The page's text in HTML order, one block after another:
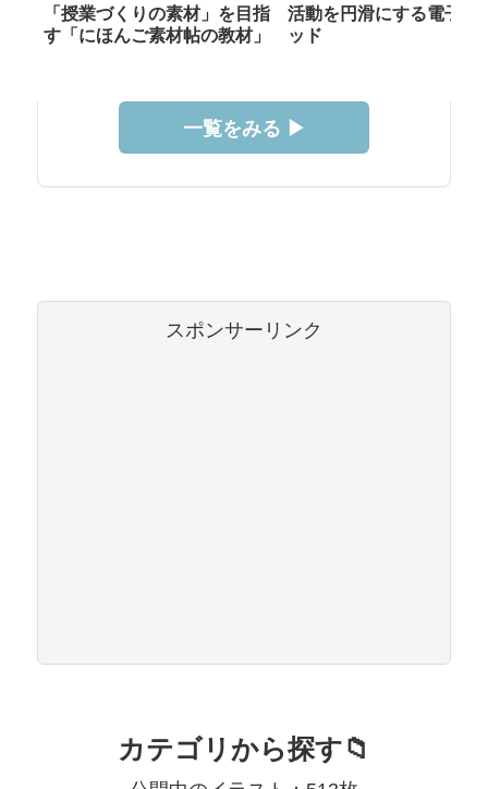
「授業づくりの素材」を目指
す「にほんご素材帖の教材」
活動を円滑にする電子メ
ッド
一覧をみる ▶︎
スポンサーリンク
カテゴリから探す📁